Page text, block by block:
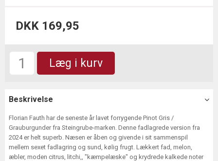
DKK 169,95
Læg i kurv
Beskrivelse
Florian Fauth har de seneste år lavet forrygende Pinot Gris /
Grauburgunder fra Steingrube-marken. Denne fadlagrede version fra
2024 er helt superb. Næsen er åben og givende i sit sammenspil
mellem sexet fadlagring og sund, kølig frugt. Lækkert fad, melon,
æbler, moden citrus, litchi,, "kæmpelæske" og krydrede kalkede noter